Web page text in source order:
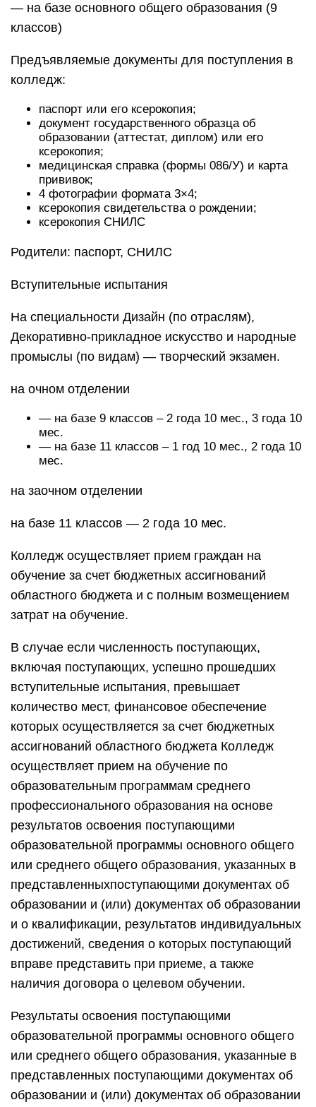
— на базе основного общего образования (9
классов)
Предъявляемые документы для поступления в
колледж:
паспорт или его ксерокопия;
документ государственного образца об
образовании (аттестат, диплом) или его
ксерокопия;
медицинская справка (формы 086/У) и карта
прививок;
4 фотографии формата 3×4;
ксерокопия свидетельства о рождении;
ксерокопия СНИЛС
Родители: паспорт, СНИЛС
Вступительные испытания
На специальности Дизайн (по отраслям),
Декоративно-прикладное искусство и народные
промыслы (по видам) — творческий экзамен.
на очном отделении
— на базе 9 классов – 2 года 10 мес., 3 года 10
мес.
— на базе 11 классов – 1 год 10 мес., 2 года 10
мес.
на заочном отделении
на базе 11 классов — 2 года 10 мес.
Колледж осуществляет прием граждан на
обучение за счет бюджетных ассигнований
областного бюджета и с полным возмещением
затрат на обучение.
В случае если численность поступающих,
включая поступающих, успешно прошедших
вступительные испытания, превышает
количество мест, финансовое обеспечение
которых осуществляется за счет бюджетных
ассигнований областного бюджета Колледж
осуществляет прием на обучение по
образовательным программам среднего
профессионального образования на основе
результатов освоения поступающими
образовательной программы основного общего
или среднего общего образования, указанных в
представленныхпоступающими документах об
образовании и (или) документах об образовании
и о квалификации, результатов индивидуальных
достижений, сведения о которых поступающий
вправе представить при приеме, а также
наличия договора о целевом обучении.
Результаты освоения поступающими
образовательной программы основного общего
или среднего общего образования, указанные в
представленных поступающими документах об
образовании и (или) документах об образовании